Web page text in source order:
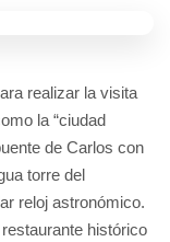
realizar la visita
la “ciudad
de Carlos con
torre del
reloj astronómico.
histórico